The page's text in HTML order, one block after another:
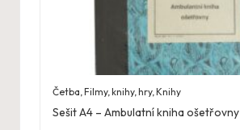
Četba ,Filmy, knihy, hry,Knihy
Sešit A4 – Ambulatní kniha ošetřovny